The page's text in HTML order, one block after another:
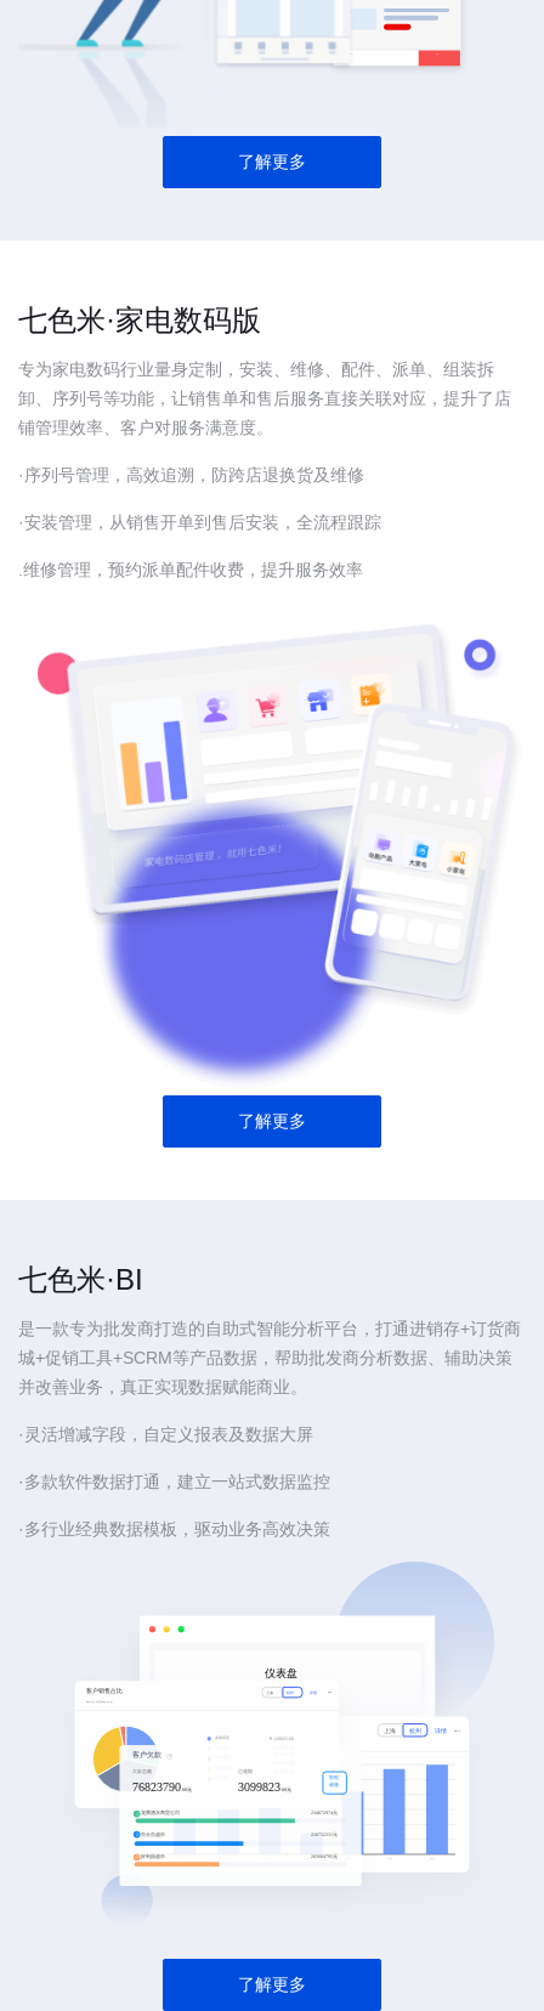
了解更多
七色米·家电数码版
专为家电数码行业量身定制，安装、维修、配件、派单、组装拆
卸、序列号等功能，让销售单和售后服务直接关联对应，提升了店
铺管理效率、客户对服务满意度。
·序列号管理，高效追溯，防跨店退换货及维修
·安装管理，从销售开单到售后安装，全流程跟踪
.维修管理，预约派单配件收费，提升服务效率
了解更多
七色米·BI
是一款专为批发商打造的自助式智能分析平台，打通进销存+订货商
城+促销工具+SCRM等产品数据，帮助批发商分析数据、辅助决策
并改善业务，真正实现数据赋能商业。
·灵活增减字段，自定义报表及数据大屏
·多款软件数据打通，建立一站式数据监控
·多行业经典数据模板，驱动业务高效决策
了解更多